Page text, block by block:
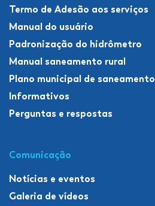
Termo de Adesão aos serviços
Manual do usuário
Padronização do hidrômetro
Manual saneamento rural
Plano municipal de saneamento
Informativos
Perguntas e respostas
Comunicação
Notícias e eventos
Galeria de vídeos